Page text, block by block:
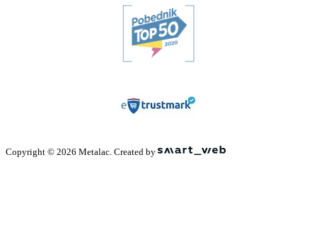
Copyright © 2026 Metalac. Created by